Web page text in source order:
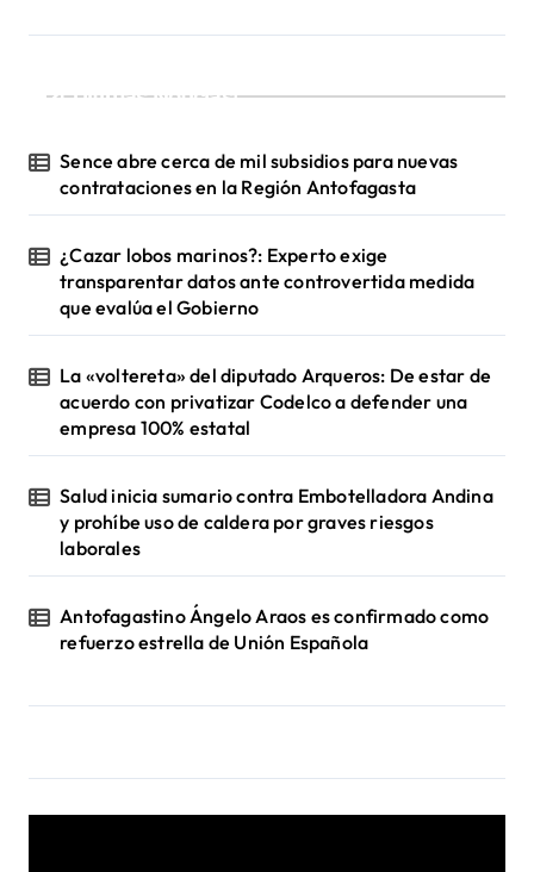
a
¡Ultimas Noticias!
Sence abre cerca de mil subsidios para nuevas
contrataciones en la Región Antofagasta
¿Cazar lobos marinos?: Experto exige
transparentar datos ante controvertida medida
que evalúa el Gobierno
La «voltereta» del diputado Arqueros: De estar de
acuerdo con privatizar Codelco a defender una
empresa 100% estatal
Salud inicia sumario contra Embotelladora Andina
y prohíbe uso de caldera por graves riesgos
laborales
Antofagastino Ángelo Araos es confirmado como
refuerzo estrella de Unión Española